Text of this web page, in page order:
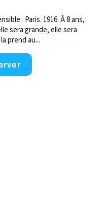
Paris. 1916. À 8 ans,
sera grande, elle sera
prend au...